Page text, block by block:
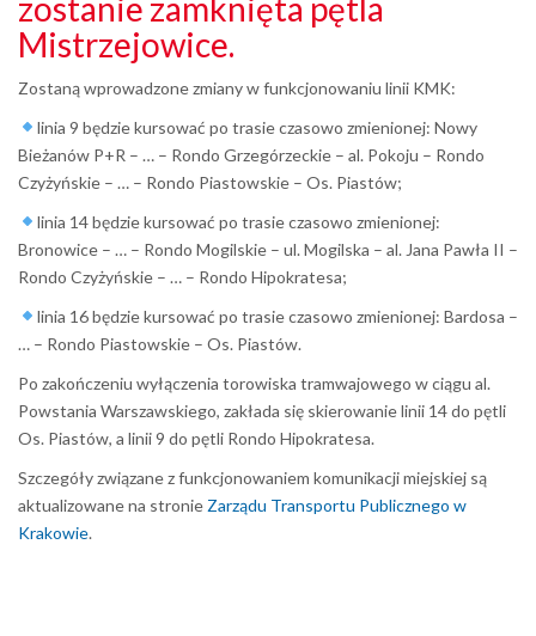
Mistrzejowice.
Zostaną wprowadzone zmiany w funkcjonowaniu linii KMK:
linia 9 będzie kursować po trasie czasowo zmienionej: Nowy
Bieżanów P+R – … – Rondo Grzegórzeckie – al. Pokoju – Rondo
Czyżyńskie – … – Rondo Piastowskie – Os. Piastów;
linia 14 będzie kursować po trasie czasowo zmienionej:
Bronowice – … – Rondo Mogilskie – ul. Mogilska – al. Jana Pawła II –
Rondo Czyżyńskie – … – Rondo Hipokratesa;
linia 16 będzie kursować po trasie czasowo zmienionej: Bardosa –
… – Rondo Piastowskie – Os. Piastów.
Po zakończeniu wyłączenia torowiska tramwajowego w ciągu al.
Powstania Warszawskiego, zakłada się skierowanie linii 14 do pętli
Os. Piastów, a linii 9 do pętli Rondo Hipokratesa.
Szczegóły związane z funkcjonowaniem komunikacji miejskiej są
aktualizowane na stronie Zarządu Transportu Publicznego w
Krakowie.